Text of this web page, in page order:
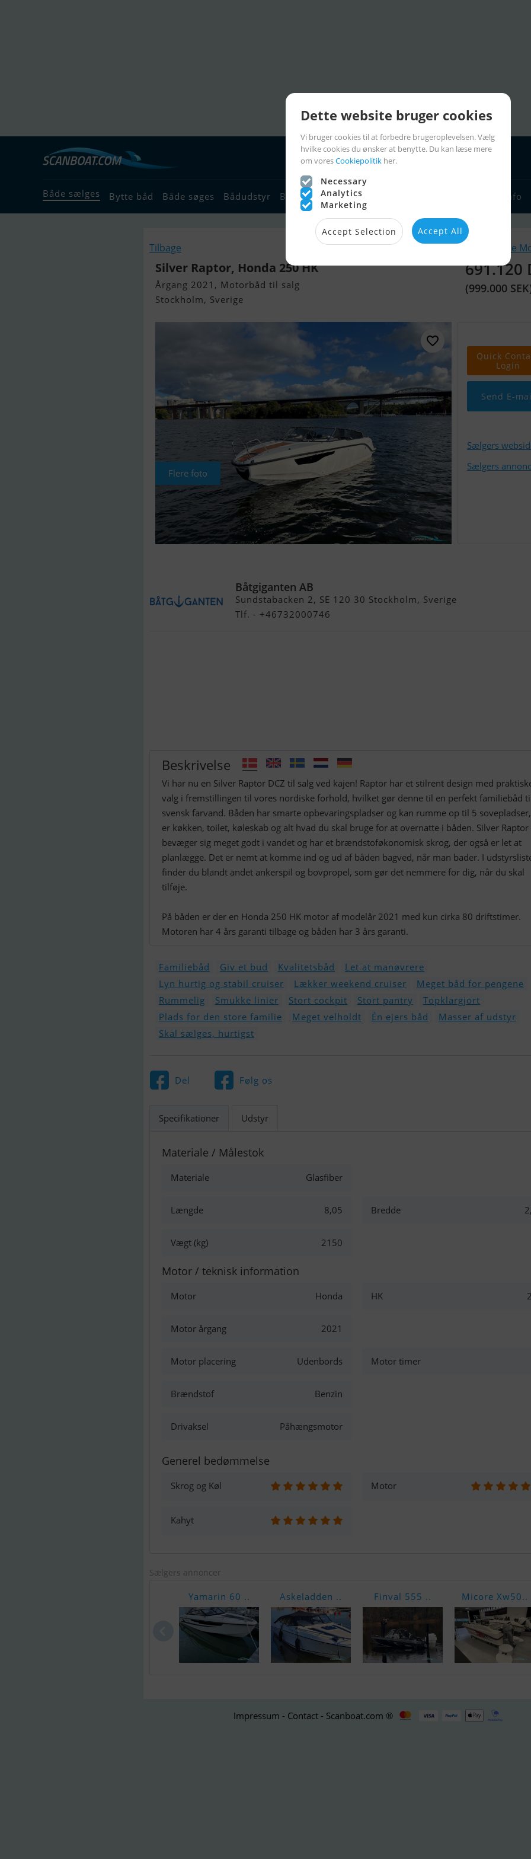
Både sælges Bytte båd Både søges Bådudstyr Bådforhandlere Sejlerlinks Sejlerinfo
Tilbage Lignende
Silver Raptor, Honda 250 HK
Årgang 2021, Motorbåd til salg
Stockholm, Sverige
691.120
(999.000
Flere foto
Quick
Login
Send E-
Sælgers
Sælgers
Båtgiganten AB
Sundstabacken 2, SE 120 30 Stockholm, Sverige
Tlf. - +46732000746
Beskrivelse
Vi har nu en Silver Raptor DCZ til salg ved kajen! Raptor har et stilrent design med
valg i fremstillingen til vores nordiske forhold, hvilket gør denne til en perfekt familiebåd
svensk farvand. Båden har smarte opbevaringspladser og kan rumme op til 5
er køkken, toilet, køleskab og alt hvad du skal bruge for at overnatte i båden. Silver Raptor
bevæger sig meget godt i vandet og har et brændstoføkonomisk skrog, der også er let at
planlægge. Det er nemt at komme ind og ud af båden bagved, når man bader. I
finder du blandt andet ankerspil og bovpropel, som gør det nemmere for dig, når du skal
tilføje.
På båden er der en Honda 250 HK motor af modelår 2021 med kun cirka 80 driftstimer.
Motoren har 4 års garanti tilbage og båden har 3 års garanti.
Familiebåd Giv et bud Kvalitetsbåd
Let at manøvrere
Lyn hurtig og stabil cruiser
Lækker weekend cruiser
Meget båd for pengene
Rummelig
Smukke linier Stort cockpit Stort pantry
Topklargjort
Plads for den store familie
Meget velholdt Én ejers båd
Masser af udstyr
Skal sælges, hurtigst
Del Følg os
Specifikationer Udstyr
Materiale / Målestok
Materiale Glasfiber
Længde 8,05 Bredde
Vægt (kg) 2150
Motor / teknisk information
Motor Honda HK
Motor årgang 2021
Motor placering Udenbords Motor timer
Brændstof Benzin
Drivaksel Påhængsmotor
Generel bedømmelse
Skrog og Køl Motor
Kahyt
Sælgers annoncer
Yamarin 60 .. Askeladden .. Finval 555 .. Micore Xw50..
Impressum - Contact - Scanboat.com ®
Dette website bruger cookies
Vi bruger cookies til at forbedre brugeroplevelsen. Vælg
hvilke cookies du ønsker at benytte. Du kan læse mere
om voresCookiepolitik her.
Necessary
Analytics
Marketing
Accept Selection Accept All